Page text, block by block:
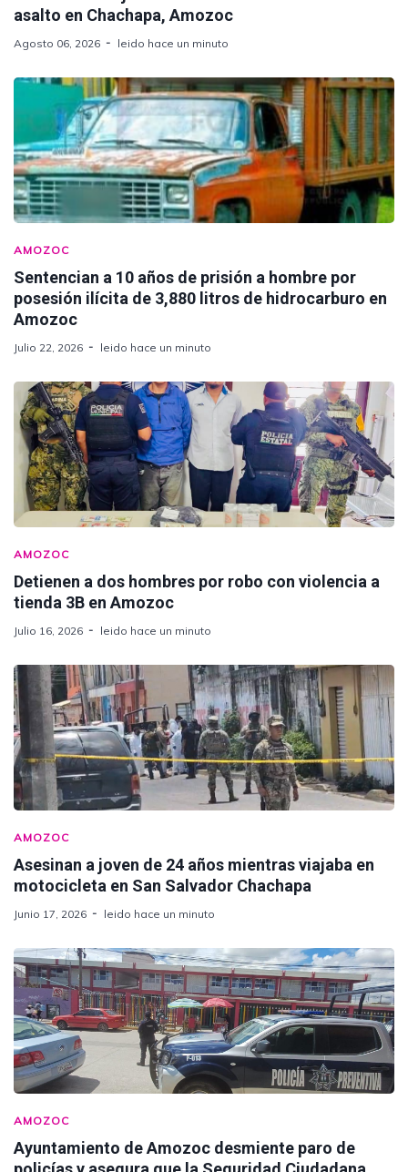
asalto en Chachapa, Amozoc
Agosto 06, 2026 leido hace un minuto
AMOZOC
Sentencian a 10 años de prisión a hombre por
posesión ilícita de 3,880 litros de hidrocarburo en
Amozoc
Julio 22, 2026 leido hace un minuto
AMOZOC
Detienen a dos hombres por robo con violencia a
tienda 3B en Amozoc
Julio 16, 2026 leido hace un minuto
AMOZOC
Asesinan a joven de 24 años mientras viajaba en
motocicleta en San Salvador Chachapa
Junio 17, 2026 leido hace un minuto
AMOZOC
Ayuntamiento de Amozoc desmiente paro de